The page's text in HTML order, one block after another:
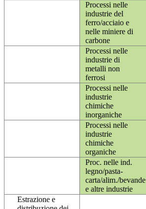
Processi nelle
industrie del
ferro/acciaio e
nelle miniere di
carbone
Processi nelle
industrie di
metalli non
ferrosi
Processi nelle
industrie
chimiche
inorganiche
Processi nelle
industrie
chimiche
organiche
Proc. nelle ind.
legno/pasta-
carta/alim./bevande
e altre industrie
Estrazione e